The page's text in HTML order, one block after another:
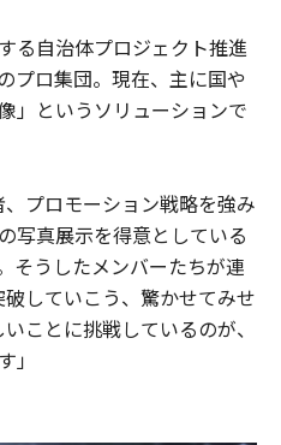
る自治体プロジェクト推進
プロ集団。現在、主に国や
」というソリューションで
、プロモーション戦略を強み
写真展示を得意としている
うしたメンバーたちが連
していこう、驚かせてみせ
ことに挑戦しているのが、
」